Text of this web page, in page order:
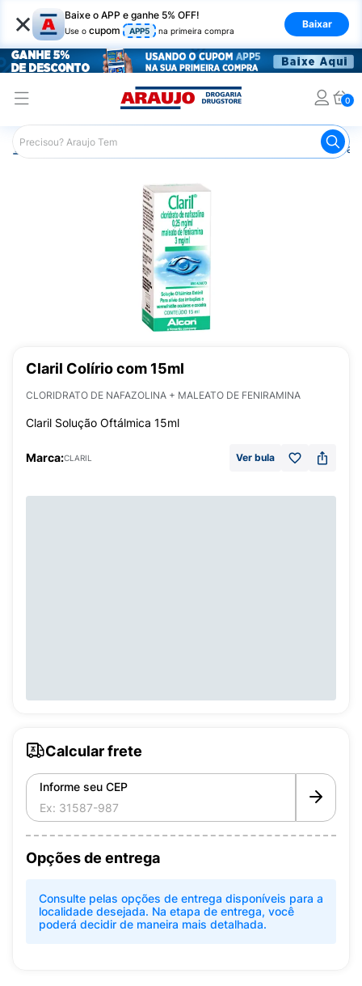
× Baixe o APP e ganhe 5% OFF!
Use o cupom APP5 na primeira compra
Baixar
0
Araujo Medicamentos Colírio para
Claril Colírio com 15ml
CLORIDRATO DE NAFAZOLINA + MALEATO DE FENIRAMINA
Claril Solução Oftálmica 15ml
Marca:CLARIL Ver bula
Calcular frete
Informe seu CEP
Opções de entrega
Consulte pelas opções de entrega disponíveis para a
localidade desejada. Na etapa de entrega, você
poderá decidir de maneira mais detalhada.